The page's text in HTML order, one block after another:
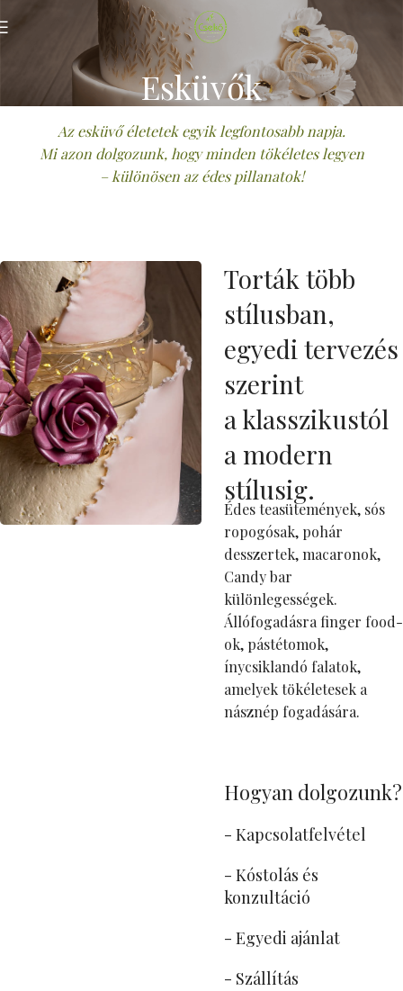
Esküvők
Az esküvő életetek egyik legfontosabb napja.
Mi azon dolgozunk, hogy minden tökéletes legyen
– különösen az édes pillanatok!
Torták több
stílusban,
egyedi tervezés
szerint
a klasszikustól
a modern
stílusig.
Édes teasütemények, sós
ropogósak, pohár
desszertek, macaronok,
Candy bar
különlegességek.
Állófogadásra finger food-
ok, pástétomok,
ínycsiklandó falatok,
amelyek tökéletesek a
násznép fogadására.
Hogyan dolgozunk?
- Kapcsolatfelvétel
- Kóstolás és
konzultáció
- Egyedi ajánlat
- Szállítás